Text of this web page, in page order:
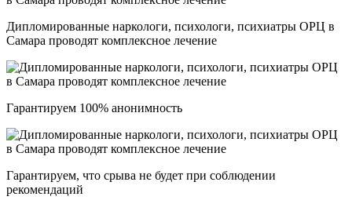
Дипломированные наркологи, психологи, психиатры ОРЦ в
Самара проводят комплексное лечение
Гарантируем 100% анонимность
Гарантируем, что срыва не будет при соблюдении
рекомендаций